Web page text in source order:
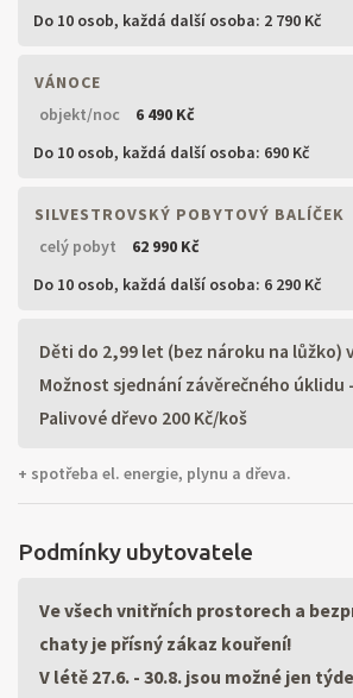
Do 10 osob, každá další osoba: 2 790 Kč
VÁNOCE
objekt/noc
6 490 Kč
Do 10 osob, každá další osoba: 690 Kč
SILVESTROVSKÝ POBYTOVÝ BALÍČEK
celý pobyt
62 990 Kč
Do 10 osob, každá další osoba: 6 290 Kč
Děti do 2,99 let (bez nároku na lůžko)
Možnost sjednání závěrečného úklidu
Palivové dřevo 200 Kč/koš
+ spotřeba el. energie, plynu a dřeva.
Podmínky ubytovatele
Ve všech vnitřních prostorech a
chaty je přísný zákaz kouření!
V létě 27.6. - 30.8. jsou možné jen